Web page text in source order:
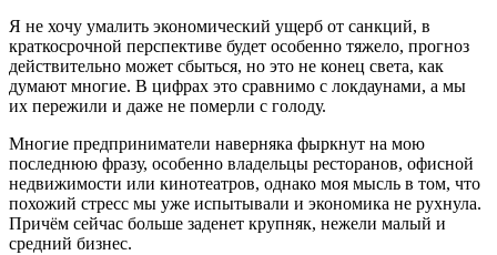
Я не хочу умалить экономический ущерб от санкций, в
краткосрочной перспективе будет особенно тяжело, прогноз
действительно может сбыться, но это не конец света, как
думают многие. В цифрах это сравнимо с локдаунами, а мы
их пережили и даже не померли с голоду.
Многие предприниматели наверняка фыркнут на мою
последнюю фразу, особенно владельцы ресторанов, офисной
недвижимости или кинотеатров, однако моя мысль в том, что
похожий стресс мы уже испытывали и экономика не рухнула.
Причём сейчас больше заденет крупняк, нежели малый и
средний бизнес.